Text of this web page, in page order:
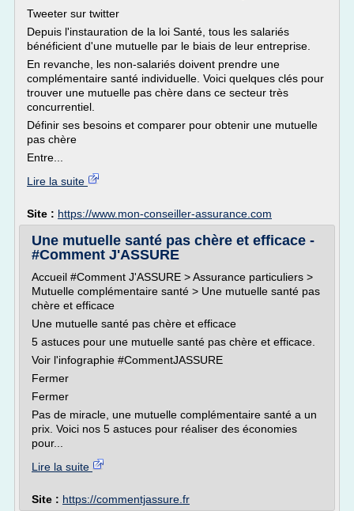
Tweeter sur twitter
Depuis l'instauration de la loi Santé, tous les salariés
bénéficient d'une mutuelle par le biais de leur entreprise.
En revanche, les non-salariés doivent prendre une
complémentaire santé individuelle. Voici quelques clés pour
trouver une mutuelle pas chère dans ce secteur très
concurrentiel.
Définir ses besoins et comparer pour obtenir une mutuelle
pas chère
Entre...
Lire la suite
Site : https://www.mon-conseiller-assurance.com
Une mutuelle santé pas chère et efficace -
#Comment J'ASSURE
Accueil #Comment J'ASSURE > Assurance particuliers >
Mutuelle complémentaire santé > Une mutuelle santé pas
chère et efficace
Une mutuelle santé pas chère et efficace
5 astuces pour une mutuelle santé pas chère et efficace.
Voir l'infographie #CommentJASSURE
Fermer
Fermer
Pas de miracle, une mutuelle complémentaire santé a un
prix. Voici nos 5 astuces pour réaliser des économies
pour...
Lire la suite
Site : https://commentjassure.fr